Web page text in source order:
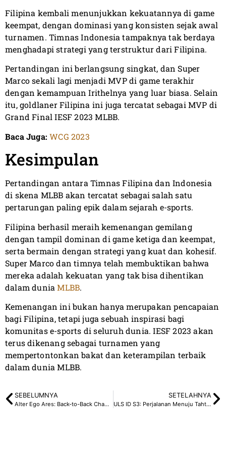
Filipina kembali menunjukkan kekuatannya di game
keempat, dengan dominasi yang konsisten sejak awal
turnamen. Timnas Indonesia tampaknya tak berdaya
menghadapi strategi yang terstruktur dari Filipina.
Pertandingan ini berlangsung singkat, dan Super
Marco sekali lagi menjadi MVP di game terakhir
dengan kemampuan Irithelnya yang luar biasa. Selain
itu, goldlaner Filipina ini juga tercatat sebagai MVP di
Grand Final IESF 2023 MLBB.
Baca Juga: WCG 2023
Kesimpulan
Pertandingan antara Timnas Filipina dan Indonesia
di skena MLBB akan tercatat sebagai salah satu
pertarungan paling epik dalam sejarah e-sports.
Filipina berhasil meraih kemenangan gemilang
dengan tampil dominan di game ketiga dan keempat,
serta bermain dengan strategi yang kuat dan kohesif.
Super Marco dan timnya telah membuktikan bahwa
mereka adalah kekuatan yang tak bisa dihentikan
dalam duniaMLBB.
Kemenangan ini bukan hanya merupakan pencapaian
bagi Filipina, tetapi juga sebuah inspirasi bagi
komunitas e-sports di seluruh dunia. IESF 2023 akan
terus dikenang sebagai turnamen yang
mempertontonkan bakat dan keterampilan terbaik
dalam dunia MLBB.
SEBELUMNYA
Alter Ego Ares: Back-to-Back Champion PMSL SEA
SETELAHNYA
ULS ID S3: Perjalanan Menuju Tahta Ratu MLBB